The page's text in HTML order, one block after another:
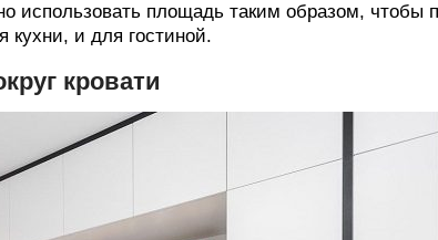
площадь таким образом, чтобы
кухни, и для гостиной.
кровати